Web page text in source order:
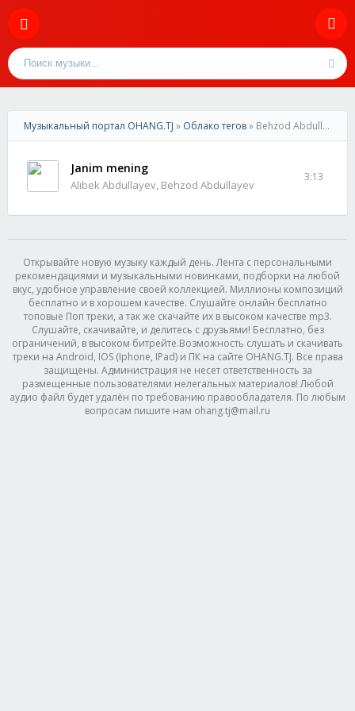
Музыкальный портал OHANG.TJ » Облако тегов» Behzod Abdullayev
Janim mening
Alibek Abdullayev, Behzod Abdullayev
3:13
Открывайте новую музыку каждый день. Лента с персональными
рекомендациями и музыкальными новинками, подборки на любой
вкус, удобное управление своей коллекцией. Миллионы композиций
бесплатно и в хорошем качестве. Слушайте онлайн бесплатно
топовые Поп треки, а так же скачайте их в высоком качестве mp3.
Слушайте, скачивайте, и делитесь с друзьями! Бесплатно, без
ограничений, в высоком битрейте.Возможность слушать и скачивать
треки на Android, IOS (Iphone, IPad) и ПК на сайте OHANG.TJ. Все права
защищены. Администрация не несет ответственность за
размещенные пользователями нелегальных материалов! Любой
аудио файл будет удалён по требованию правообладателя. По любым
вопросам пишите нам ohang.tj@mail.ru